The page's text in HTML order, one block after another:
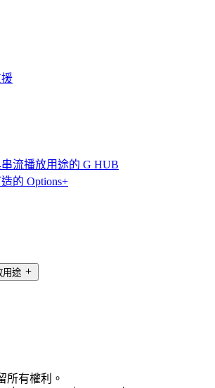
流播放用途的 G HUB
的 Options+
用途
所有權利。